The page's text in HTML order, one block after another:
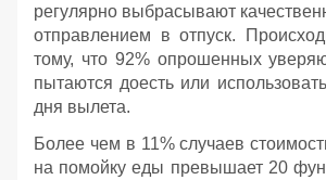
регулярно выбрасывают
отправлением в отпуск.
тому, что 92% опрошенных
пытаются доесть или
дня вылета.
Более чем в 11% случаев
на помойку еды превышает 20